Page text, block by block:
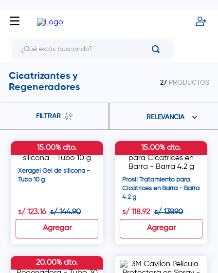
Cicatrizantes y
Regeneradores
27 PRODUCTOS
FILTRAR RELEVANCIA
Xeragel Gel de silicona -
Tubo 10 g
s/ 123.16 s/ 144.90
15.00% dto.
Agregar
Prosil Tratamiento para
Cicatrices en Barra - Barra
4.2 g
s/ 118.92 s/ 139.90
15.00% dto.
Agregar
20.00% dto.